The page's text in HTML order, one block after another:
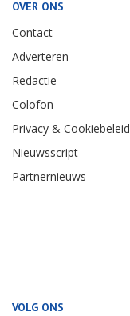
OVER ONS
Contact
Adverteren
Redactie
Colofon
Privacy & Cookiebeleid
Nieuwsscript
Partnernieuws
VOLG ONS